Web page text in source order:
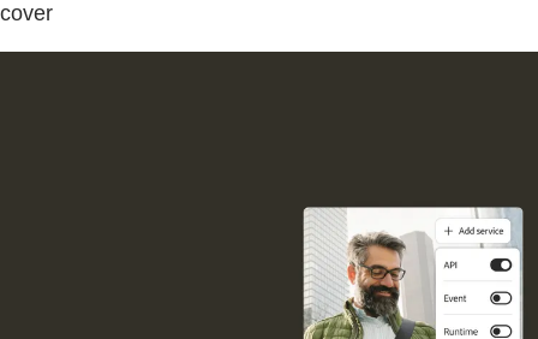
cover